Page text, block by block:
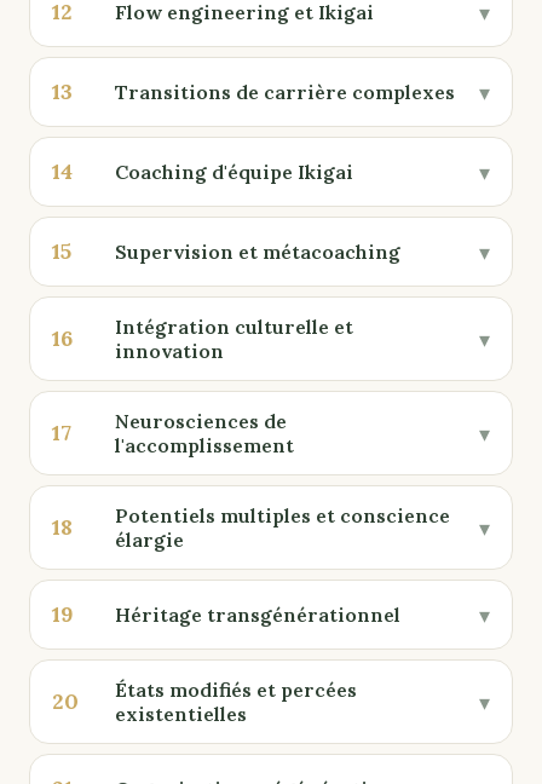
12 Flow engineering et Ikigai ▾
13 Transitions de carrière complexes ▾
14 Coaching d'équipe Ikigai ▾
15 Supervision et métacoaching ▾
16
Intégration culturelle et
innovation
▾
17
Neurosciences de
l'accomplissement
▾
18
Potentiels multiples et conscience
élargie
▾
19 Héritage transgénérationnel ▾
20
États modifiés et percées
existentielles
▾